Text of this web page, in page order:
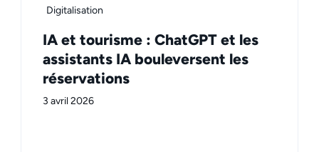
Digitalisation
IA et tourisme : ChatGPT et les
assistants IA bouleversent les
réservations
3 avril 2026